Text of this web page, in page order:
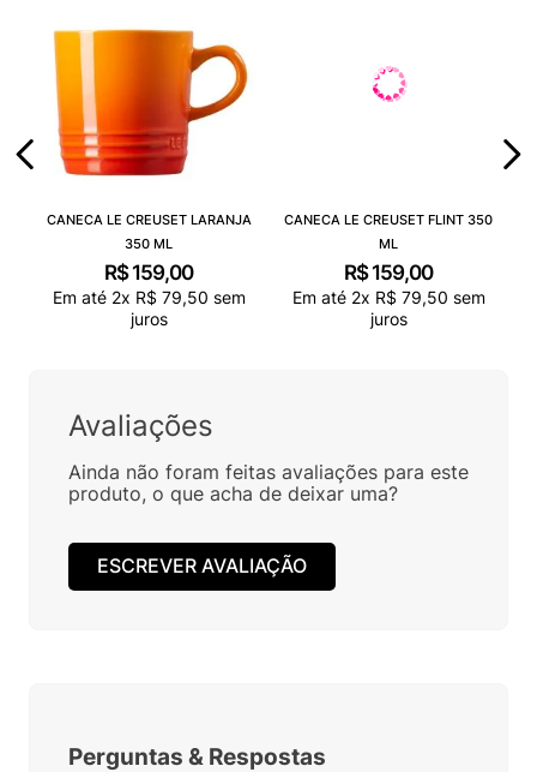
CANECA LE CREUSET LARANJA
350 ML
R$ 159,00
Em até 2x R$ 79,50 sem
juros
CANECA LE CREUSET FLINT 350
ML
R$ 159,00
Em até 2x R$ 79,50 sem
juros
Avaliações
Ainda não foram feitas avaliações para este
produto, o que acha de deixar uma?
ESCREVER AVALIAÇÃO
Perguntas & Respostas